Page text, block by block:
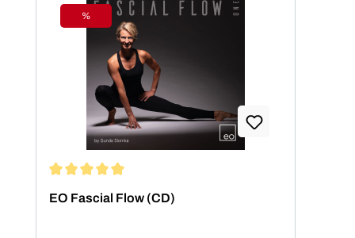
Rabatt
%
EO Fascial Flow (CD)